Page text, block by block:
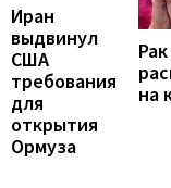
Иран
выдвинул
США
требования
для
открытия
Ормуза
на